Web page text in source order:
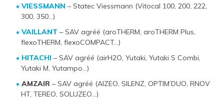
VIESSMANN – Statec Viessmann (Vitocal 100, 200, 222,
300, 350…)
VAILLANT – SAV agréé (aroTHERM, aroTHERM Plus,
flexoTHERM, flexoCOMPACT…)
HITACHI– SAV agréé (airH2O, Yutaki, Yutaki S Combi,
Yutaki M, Yutampo…)
AMZAIR– SAV agréé (AIZEO, SILENZ, OPTIM’DUO, RNOV
HT, TEREO, SOLUZEO…)